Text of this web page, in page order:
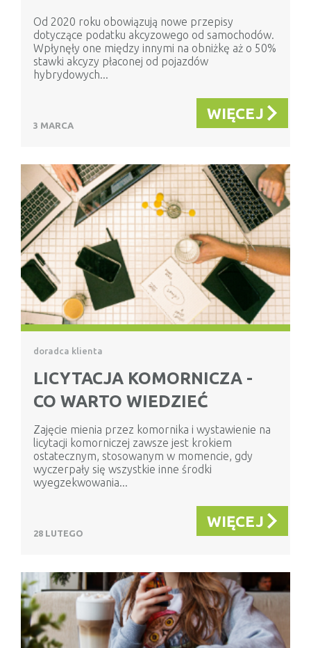
Od 2020 roku obowiązują nowe przepisy
dotyczące podatku akcyzowego od samochodów.
Wpłynęły one między innymi na obniżkę aż o 50%
stawki akcyzy płaconej od pojazdów
hybrydowych...
3 MARCA
WIĘCEJ
doradca klienta
LICYTACJA KOMORNICZA -
CO WARTO WIEDZIEĆ
Zajęcie mienia przez komornika i wystawienie na
licytacji komorniczej zawsze jest krokiem
ostatecznym, stosowanym w momencie, gdy
wyczerpały się wszystkie inne środki
wyegzekwowania...
28 LUTEGO
WIĘCEJ